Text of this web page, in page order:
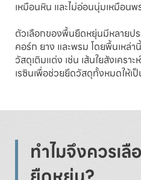
เหมือนหิน และไม่อ่อนนุ่มเหมือนพ
ตัวเลือกของพื้นยืดหยุ่นมีหลายปร
คอร์ก ยาง และพรม โดยพื้นเหล่
วัสดุเติมแต่ง เช่น เส้นใยสังเครา
เรซินเพื่อช่วยยึดวัสดุทั้งหมดให้เ
ทำไมจึงควรเ